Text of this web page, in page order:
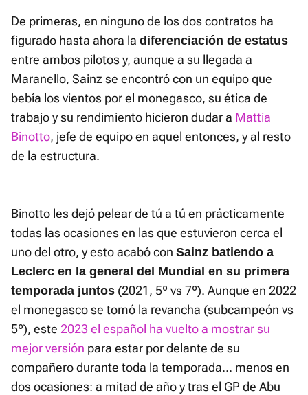
De primeras, en ninguno de los dos contratos ha
figurado hasta ahora la diferenciación de estatus
entre ambos pilotos y, aunque a su llegada a
Maranello, Sainz se encontró con un equipo que
bebía los vientos por el monegasco, su ética de
trabajo y su rendimiento hicieron dudar a Mattia
Binotto, jefe de equipo en aquel entonces, y al resto
de la estructura.
Binotto les dejó pelear de tú a tú en prácticamente
todas las ocasiones en las que estuvieron cerca el
uno del otro, y esto acabó con Sainz batiendo a
Leclerc en la general del Mundial en su primera
temporada juntos (2021, 5º vs 7º). Aunque en 2022
el monegasco se tomó la revancha (subcampeón vs
5º), este 2023 el español ha vuelto a mostrar su
mejor versión para estar por delante de su
compañero durante toda la temporada... menos en
dos ocasiones: a mitad de año y tras el GP de Abu